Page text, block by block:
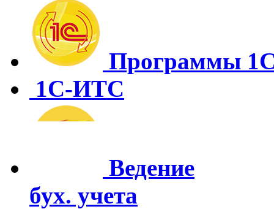
Программы
1С-ИТС
Ведение
бух. учета